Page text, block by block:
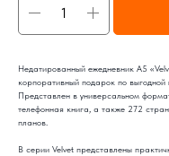
Недатированный ежедневник A5
корпоративный подарок по выгодной
Представлен в универсальном
телефонная книга, а также 272
планов.
В серии Velvet представлены